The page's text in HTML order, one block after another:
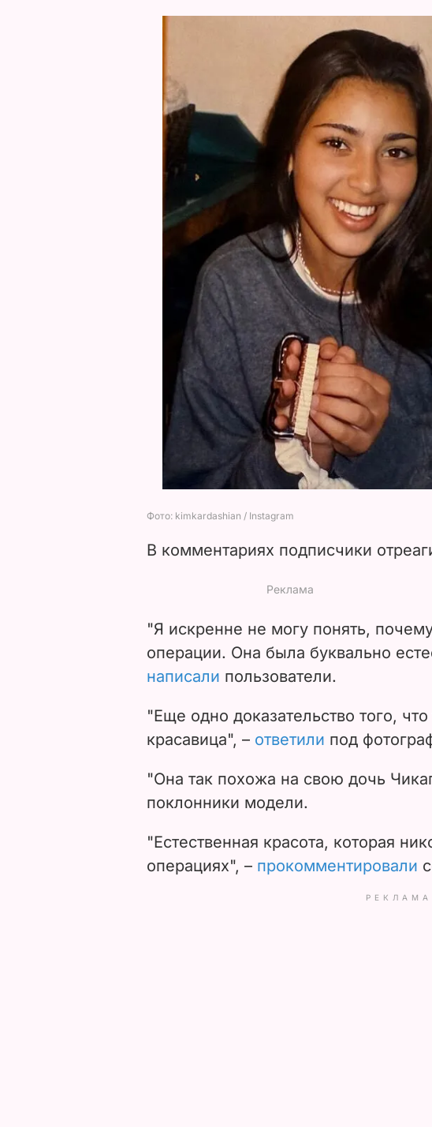
V
i
d
e
o
В комментариях подписчики
"Я искренне не могу понять,
операции. Она была буквально
написали пользователи.
"Еще одно доказательство того,
красавица", – ответили под
"Она так похожа на свою дочь
поклонники модели.
"Естественная красота, которая
операциях", – прокомментировали
РЕКЛАМА